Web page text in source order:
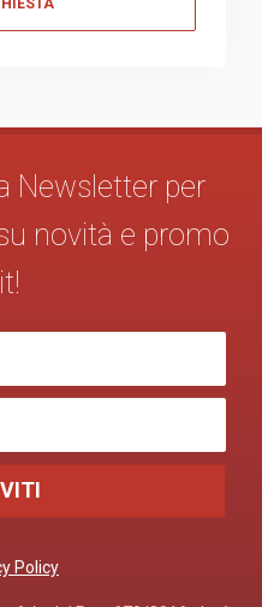
Newsletter per
novità e promo
Policy